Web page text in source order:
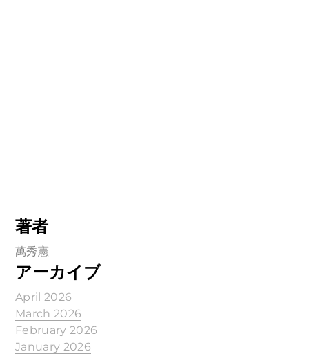
著者
萬秀憲
アーカイブ
April 2026
March 2026
February 2026
January 2026